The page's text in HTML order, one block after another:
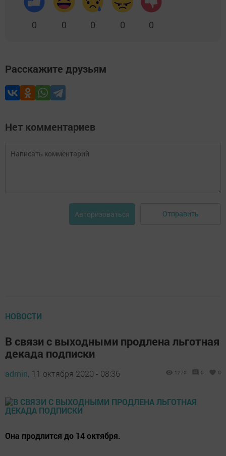
0 0 0 0 0
Расскажите друзьям
Нет комментариев
Авторизоваться Отправить
НОВОСТИ
В связи с выходными продлена льготная
декада подписки
admin, 11 октября 2020 - 08:36 1270 0 0
Она продлится до 14 октября.